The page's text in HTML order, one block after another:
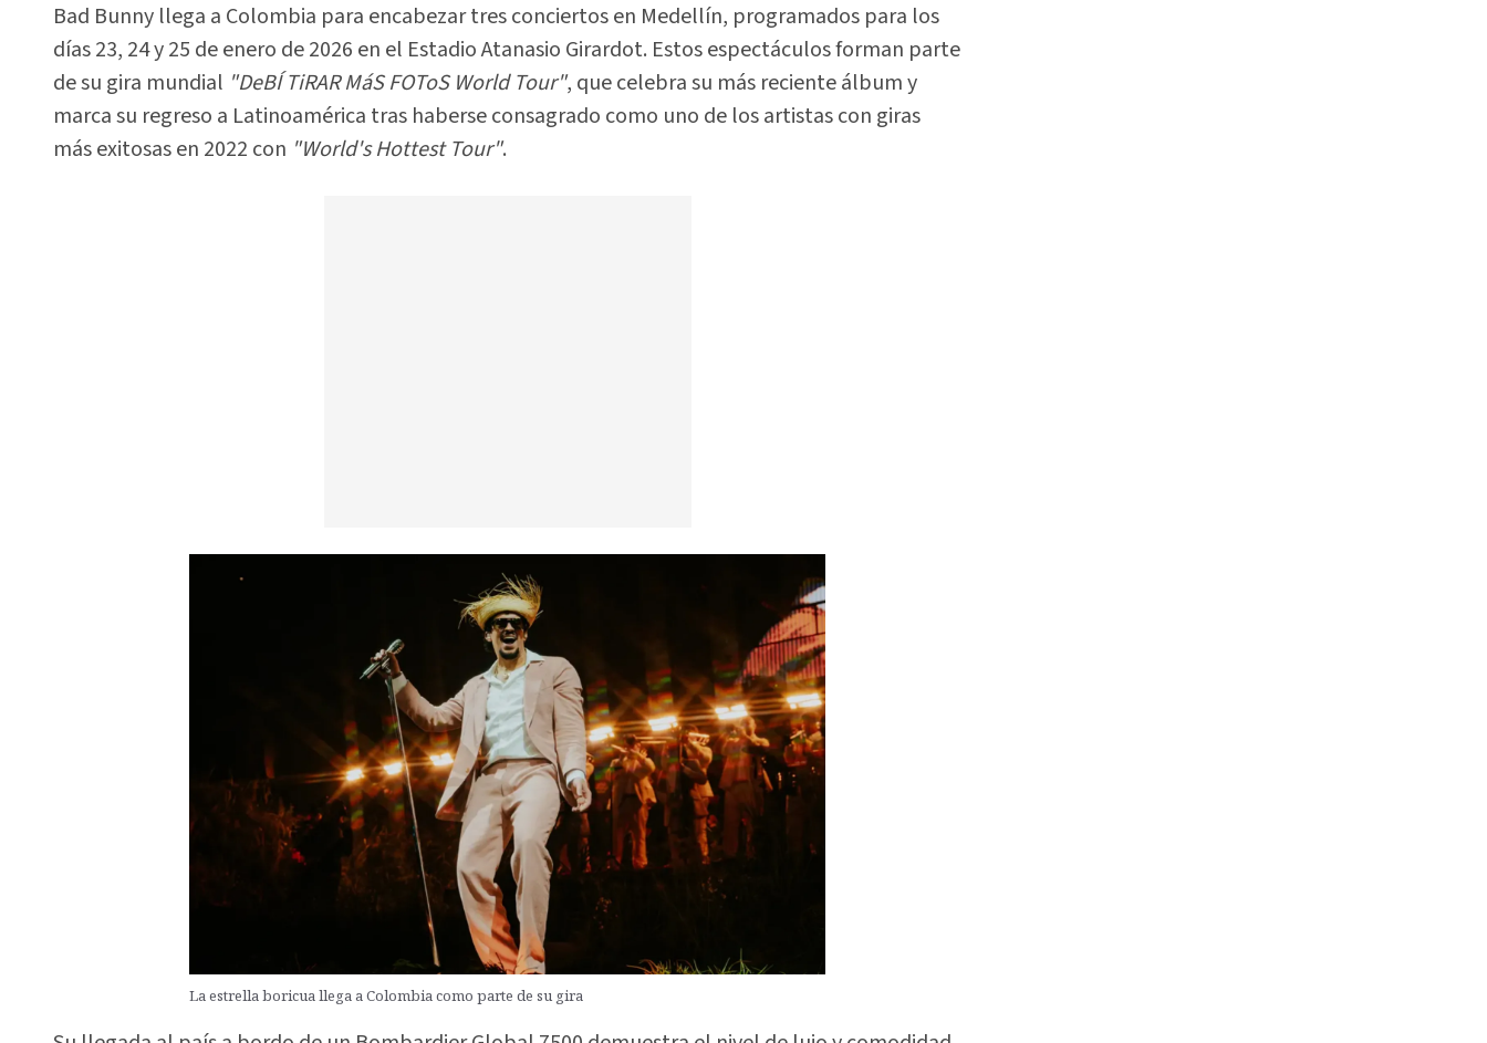
Bad Bunny llega a Colombia para encabezar tres conciertos en Medellín, programados para los
días 23, 24 y 25 de enero de 2026 en el Estadio Atanasio Girardot. Estos espectáculos forman parte
de su gira mundial "DeBÍ TiRAR MáS FOToS World Tour", que celebra su más reciente álbum y
marca su regreso a Latinoamérica tras haberse consagrado como uno de los artistas con giras
más exitosas en 2022 con "World's Hottest Tour".
La estrella boricua llega a Colombia como parte de su gira